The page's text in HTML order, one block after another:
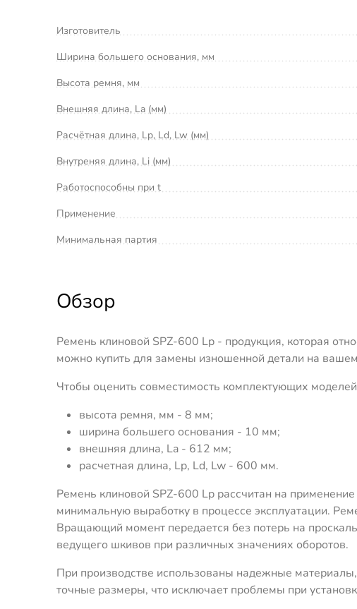
Изготовитель
Ширина большего основания, мм
Высота ремня, мм
Внешняя длина, La (мм)
Расчётная длина, Lp, Ld, Lw (мм)
Внутреняя длина, Li (мм)
Работоспособны при t
Применение
Минимальная партия
Обзор
Ремень клиновой SPZ-600 Lp - продукция, которая
можно купить для замены изношенной детали на
Чтобы оценить совместимость комплектующих
высота ремня, мм - 8 мм;
ширина большего основания - 10 мм;
внешняя длина, La - 612 мм;
расчетная длина, Lp, Ld, Lw - 600 мм.
Ремень клиновой SPZ-600 Lp рассчитан на
минимальную выработку в процессе эксплуатации.
Вращающий момент передается без потерь на
ведущего шкивов при различных значениях оборотов.
При производстве использованы надежные
точные размеры, что исключает проблемы при